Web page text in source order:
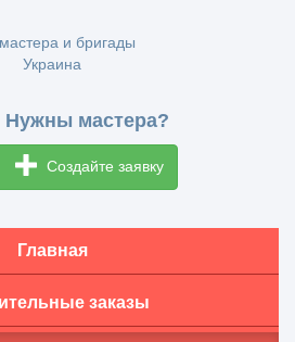
и бригады
Украина
Нужны мастера?
Создайте заявку
Главная
заказы